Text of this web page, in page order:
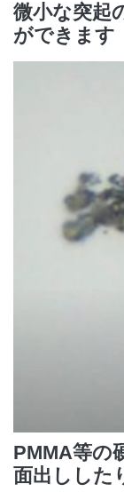
微小な突起
ができます
PMMA等の
面出しした